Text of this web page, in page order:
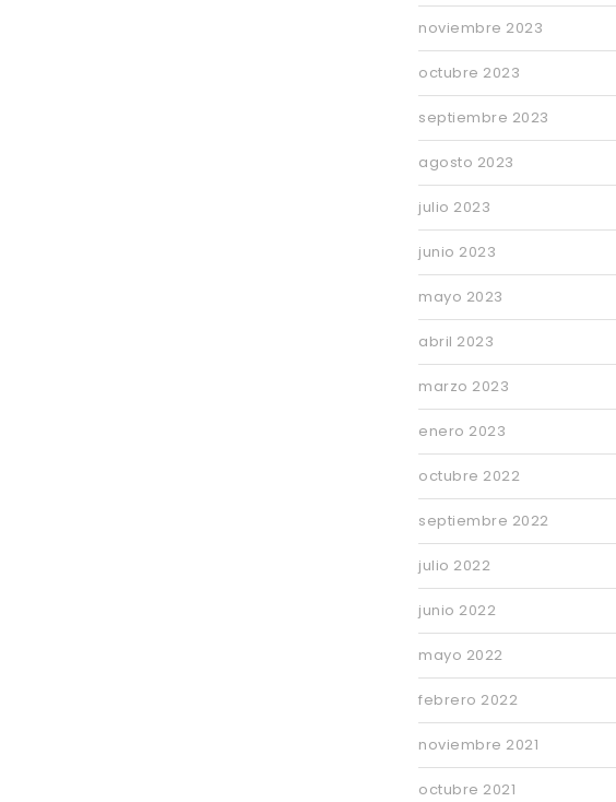
noviembre 2023
octubre 2023
septiembre 2023
agosto 2023
julio 2023
junio 2023
mayo 2023
abril 2023
marzo 2023
enero 2023
octubre 2022
septiembre 2022
julio 2022
junio 2022
mayo 2022
febrero 2022
noviembre 2021
octubre 2021